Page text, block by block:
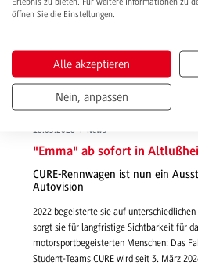
18.03.2026 | News
"Emma" ab sofort in
CURE-Rennwagen ist nun ein
Autovision
2022 begeisterte sie auf unterschiedlichen
sorgt sie für langfristige Sichtbarkeit für
motorsportbegeisterten Menschen: Das
Student-Teams CURE wird seit 3. März
öffnen Sie die Einstellungen.
Alle akzeptieren
Nein, anpassen